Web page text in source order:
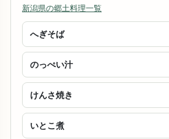
新潟県の郷土料理一覧
へぎそば
のっぺい汁
けんさ焼き
いとこ煮